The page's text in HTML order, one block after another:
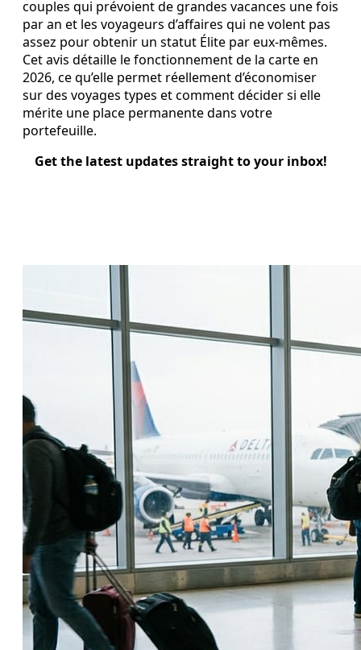
couples qui prévoient de grandes vacances une fois
par an et les voyageurs d’affaires qui ne volent pas
assez pour obtenir un statut Élite par eux-mêmes.
Cet avis détaille le fonctionnement de la carte en
2026, ce qu’elle permet réellement d’économiser
sur des voyages types et comment décider si elle
mérite une place permanente dans votre
portefeuille.
Get the latest updates straight to your inbox!